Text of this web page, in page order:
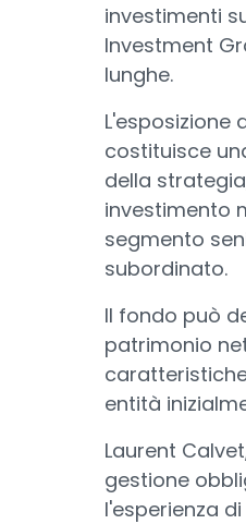
investimenti
Investment
lunghe.
L'esposizione
costituisce
della
investimento
segmento
subordinato.
Il fondo può
patrimonio
entità
Laurent
gestione
l'esperienza